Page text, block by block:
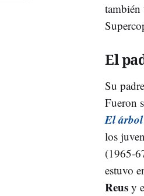
también
El
Su
Fueron
El
los
(1965-
estuvo
Reus y